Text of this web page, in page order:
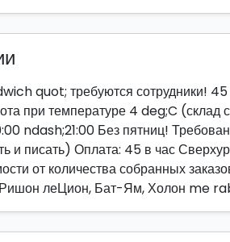
quot; требуются сотрудники! 45
при температуре 4 deg;C
ndash;21:00 Без пятниц!
и писать) Оплата: 45 в час
от количества собранных
Ришон леЦион, Бат-Ям, Холон me